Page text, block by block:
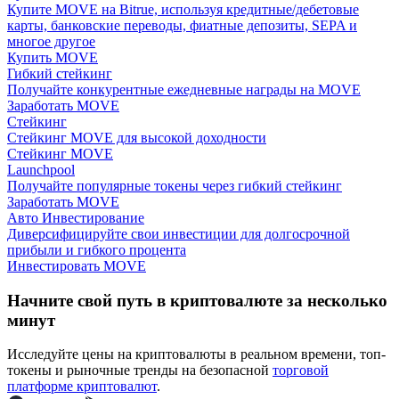
Заработок
Силовая свинья
Купите MOVE на Bitrue, используя кредитные/дебетовые
карты, банковские переводы, фиатные депозиты, SEPA и
многое другое
Купить MOVE
Гибкий стейкинг
Получайте конкурентные ежедневные награды на MOVE
Заработать MOVE
Стейкинг
Стейкинг MOVE для высокой доходности
Стейкинг MOVE
Launchpool
Получайте популярные токены через гибкий стейкинг
Заработать MOVE
Авто Инвестирование
Диверсифицируйте свои инвестиции для долгосрочной
прибыли и гибкого процента
Инвестировать MOVE
Начните свой путь в криптовалюте за несколько
минут
Исследуйте цены на криптовалюты в реальном времени, топ-
токены и рыночные тренды на безопасной торговой
платформе криптовалют.